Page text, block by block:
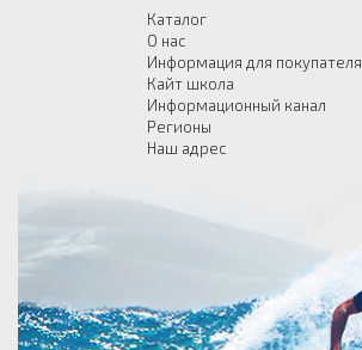
Каталог
О нас
Информация для покупателя
Кайт школа
Информационный канал
Регионы
Наш адрес